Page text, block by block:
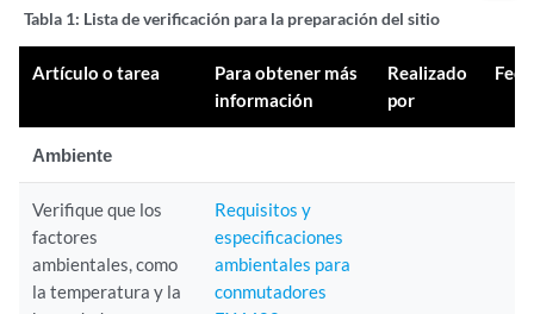
Tabla 1: Listade verificación para la preparación del sitio
Artículo o tarea
Para obtener más
información
Realizado
por
Ambiente
Verifique que los
factores
ambientales, como
la temperatura y la
Requisitos y
especificaciones
ambientales para
conmutadores